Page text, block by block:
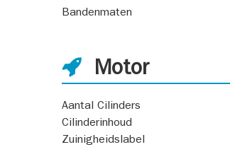
Bandenmaten
Motor
Aantal Cilinders
Cilinderinhoud
Zuinigheidslabel